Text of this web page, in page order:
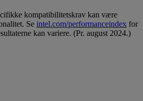
kompatibilitetskrav kan være
Se intel.com/performanceindex for
kan variere. (Pr. august 2024.)